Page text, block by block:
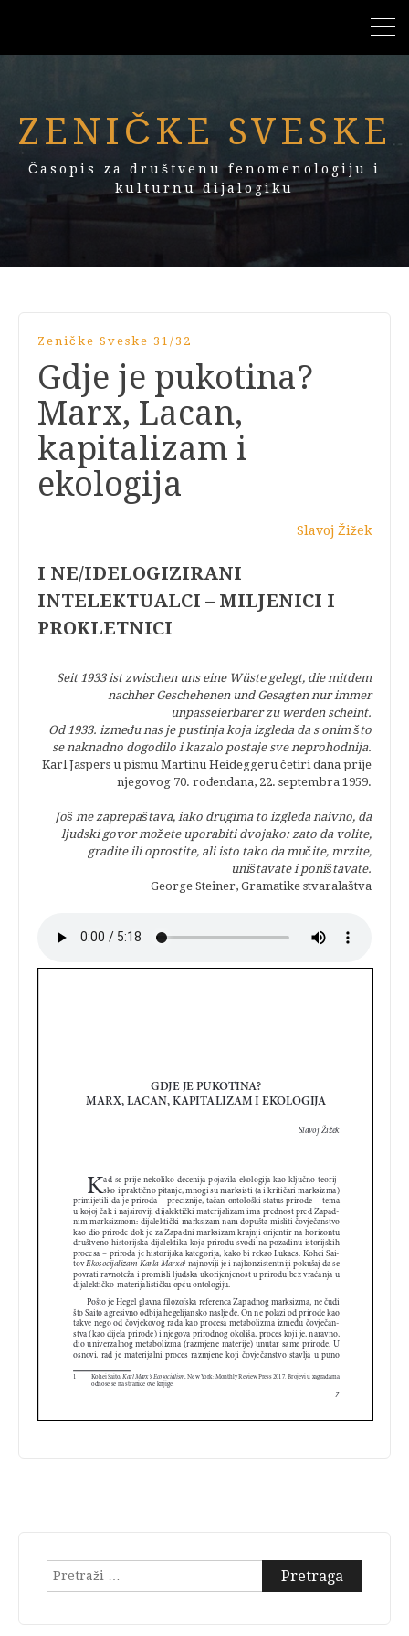
ZENIČKE SVESKE
Časopis za društvenu fenomenologiju i
kulturnu dijalogiku
Zeničke Sveske 31/32
Gdje je pukotina?
Marx, Lacan,
kapitalizam i
ekologija
Slavoj Žižek
I NE/IDELOGIZIRANI
INTELEKTUALCI – MILJENICI I
PROKLETNICI
Seit 1933 ist zwischen uns eine Wüste gelegt, die mitdem
nachher Geschehenen und Gesagten nur immer
unpasseierbarer zu werden scheint.
Od 1933. između nas je pustinja koja izgleda da s onim što
se naknadno dogodilo i kazalo postaje sve neprohodnija.
Karl Jaspers u pismu Martinu Heideggeru četiri dana prije
njegovog 70. rođendana, 22. septembra 1959.
Još me zaprepaštava, iako drugima to izgleda naivno, da
ljudski govor možete uporabiti dvojako: zato da volite,
gradite ili oprostite, ali isto tako da mučite, mrzite,
uništavate i poništavate.
George Steiner, Gramatike stvaralaštva
Pretraga: